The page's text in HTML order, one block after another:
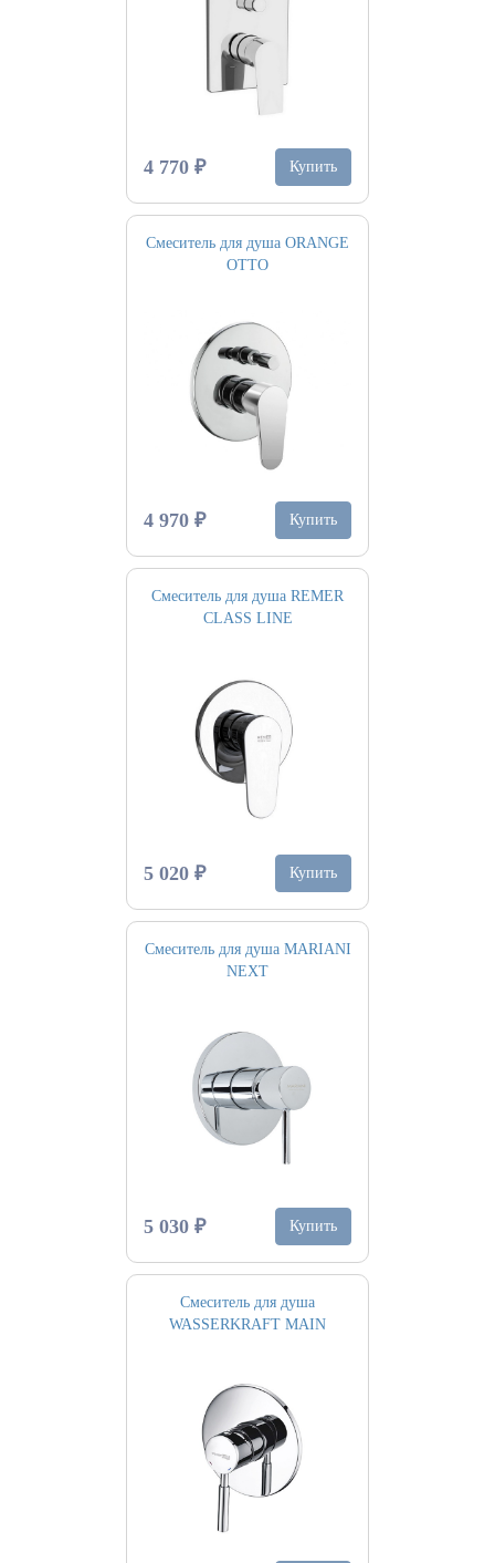
4 770 ₽ Купить
Смеситель для душа ORANGE
OTTO
4 970 ₽ Купить
Смеситель для душа REMER
CLASS LINE
5 020 ₽ Купить
Смеситель для душа MARIANI
NEXT
5 030 ₽ Купить
Смеситель для душа
WASSERKRAFT MAIN